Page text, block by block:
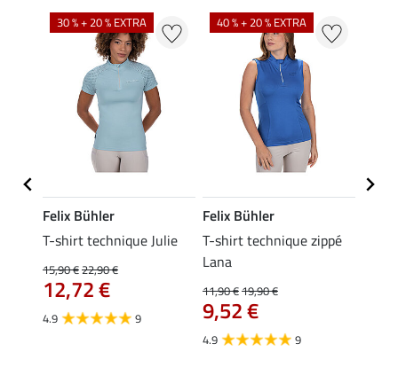
30 % + 20 % EXTRA
Felix Bühler
T-shirt technique Julie
15,90 €22,90 €
12,72 €
4.9 9
40 % + 20 % EXTRA
Felix Bühler
T-shirt technique zippé
Lana
11,90 €19,90 €
9,52 €
4.9 9